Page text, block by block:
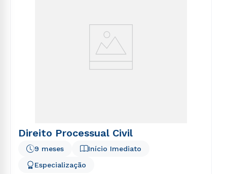
Direito Processual Civil
Início Imediato
9 meses
Especialização